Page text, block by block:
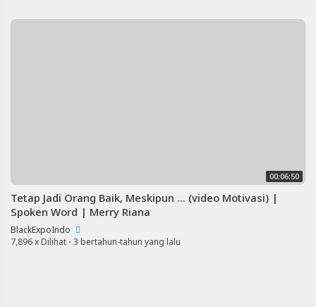
00:06:50
Tetap Jadi Orang Baik, Meskipun ... (video Motivasi) |
Spoken Word | Merry Riana
BlackExpoIndo
7,896 x Dilihat · 3 bertahun-tahun yang lalu